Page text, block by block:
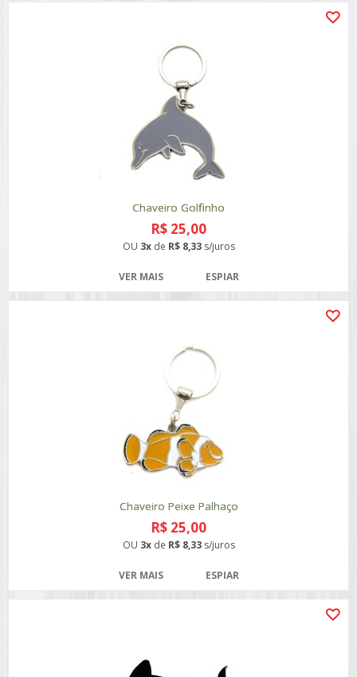
Chaveiro Golfinho
R$ 25,00
OU 3xde R$ 8,33s/juros
VER MAIS ESPIAR
Chaveiro Peixe Palhaço
R$ 25,00
OU 3xde R$ 8,33s/juros
VER MAIS ESPIAR